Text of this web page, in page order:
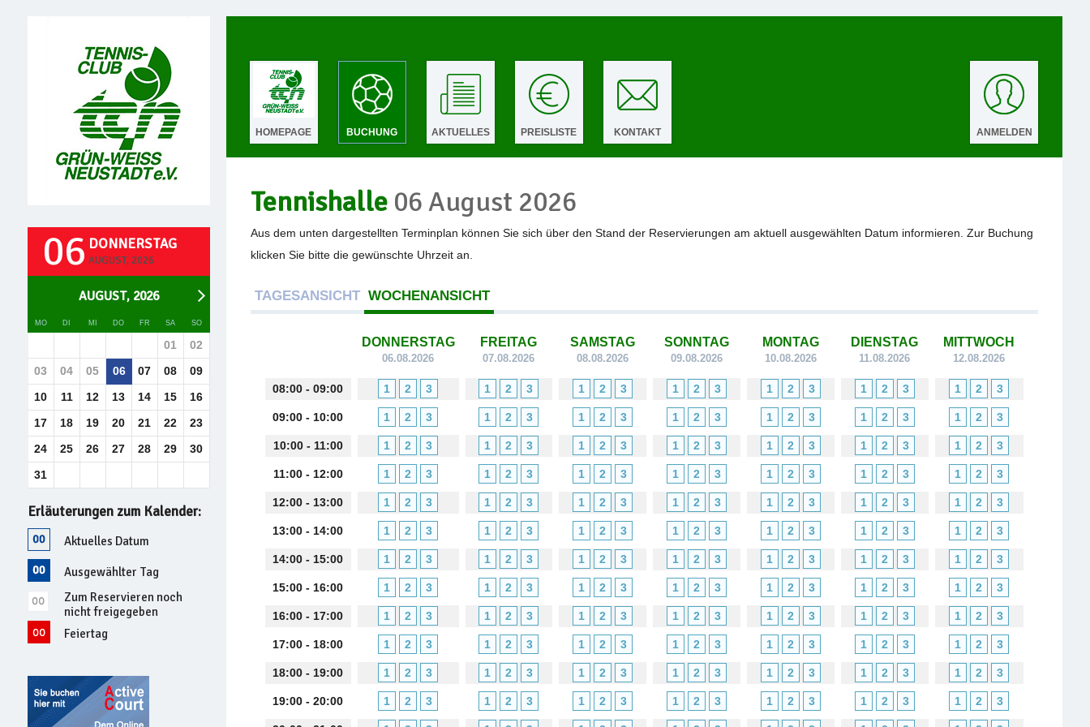
06 DONNERSTAG
AUGUST, 2026
AUGUST, 2026
MO DI MI DO FR SA SO
01
02
03
04 05 06 07 08
09
10
11 12 13 14 15
16
17
18 19 20 21 22
23
24
25 26 27 28 29
30
31
Erläuterungen zum Kalender:
Aktuelles Datum
Ausgewählter Tag
Zum Reservieren noch
nicht freigegeben
Feiertag
ANMELDEN
HOMEPAGE BUCHUNG AKTUELLES PREISLISTE KONTAKT
Tennishalle 06 August 2026
Aus dem unten dargestellten Terminplan können Sie sich über den Stand der Reservierungen am aktuell ausgewählten Datum informieren. Zur Buchung
klicken Sie bitte die gewünschte Uhrzeit an.
TAGESANSICHT WOCHENANSICHT
DONNERSTAG
06.08.2026
FREITAG
07.08.2026
SAMSTAG
08.08.2026
SONNTAG
09.08.2026
MONTAG
10.08.2026
DIENSTAG
11.08.2026
MITTWOCH
12.08.2026
08:00 - 09:00 1 2 3 1 2 3 1 2 3 1 2 3 1 2 3 1 2 3 1 2 3
09:00 - 10:00 1 2 3 1 2 3 1 2 3 1 2 3 1 2 3 1 2 3 1 2 3
10:00 - 11:00 1 2 3 1 2 3 1 2 3 1 2 3 1 2 3 1 2 3 1 2 3
11:00 - 12:00 1 2 3 1 2 3 1 2 3 1 2 3 1 2 3 1 2 3 1 2 3
12:00 - 13:00 1 2 3 1 2 3 1 2 3 1 2 3 1 2 3 1 2 3 1 2 3
13:00 - 14:00 1 2 3 1 2 3 1 2 3 1 2 3 1 2 3 1 2 3 1 2 3
14:00 - 15:00 1 2 3 1 2 3 1 2 3 1 2 3 1 2 3 1 2 3 1 2 3
15:00 - 16:00 1 2 3 1 2 3 1 2 3 1 2 3 1 2 3 1 2 3 1 2 3
16:00 - 17:00 1 2 3 1 2 3 1 2 3 1 2 3 1 2 3 1 2 3 1 2 3
17:00 - 18:00 1 2 3 1 2 3 1 2 3 1 2 3 1 2 3 1 2 3 1 2 3
18:00 - 19:00 1 2 3 1 2 3 1 2 3 1 2 3 1 2 3 1 2 3 1 2 3
19:00 - 20:00 1 2 3 1 2 3 1 2 3 1 2 3 1 2 3 1 2 3 1 2 3